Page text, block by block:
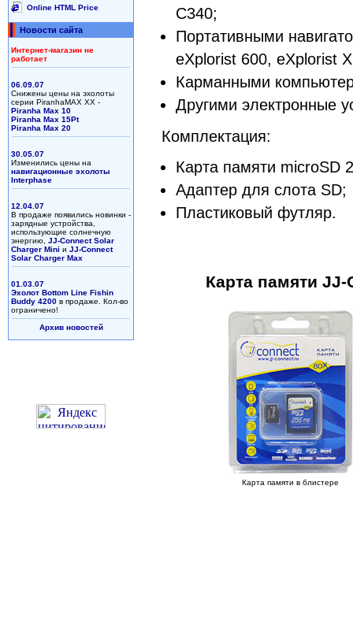
Online HTML Price
Новости сайта
Интернет-магазин не
работает
06.09.07
Снижены цены на эхолоты
серии PiranhaMAX XX -
Piranha Max 10
Piranha Max 15Pt
Piranha Max 20
30.05.07
Изменились цены на
навигационные эхолоты
Interphase
12.04.07
В продаже появились новинки -
зарядные устройства,
использующие солнечную
энергию, JJ-Connect Solar
Charger Mini и JJ-Connect
Solar Charger Max
01.03.07
Эхолот Bottom Line Fishin
Buddy 4200 в продаже. Кол-во
ограничено!
Архив новостей
C340;
Портативными
eXplorist 600, eXplorist
Карманными
Другими электронные
Комплектация:
Карта памяти microSD
Адаптер для слота SD;
Пластиковый футляр.
Карта памяти
Карта памяти в блистере